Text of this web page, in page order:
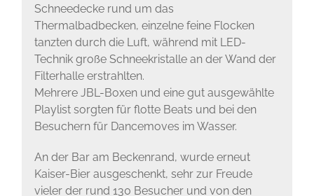
Schneedecke rund um das
Thermalbadbecken, einzelne feine Flocken
tanzten durch die Luft, während mit LED-
Technik große Schneekristalle an der Wand der
Filterhalle erstrahlten.
Mehrere JBL-Boxen und eine gut ausgewählte
Playlist sorgten für flotte Beats und bei den
Besuchern für Dancemoves im Wasser.
An der Bar am Beckenrand, wurde erneut
Kaiser-Bier ausgeschenkt, sehr zur Freude
vieler der rund 130 Besucher und von den